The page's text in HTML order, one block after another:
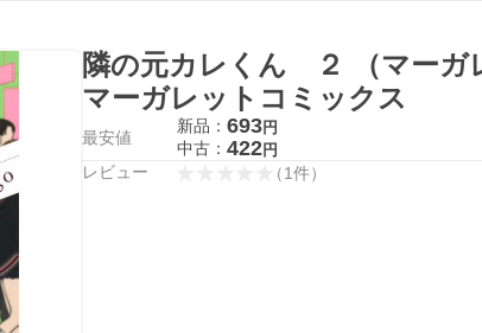
隣の元カレくん ２ （マーガ
マーガレットコミックス
最安値
新品： 693円
中古： 422円
レビュー （1件）